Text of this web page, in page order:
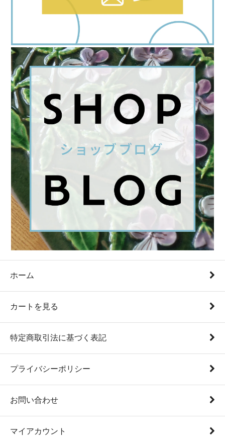
ホーム
カートを見る
特定商取引法に基づく表記
プライバシーポリシー
お問い合わせ
マイアカウント